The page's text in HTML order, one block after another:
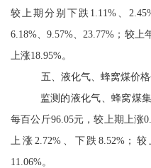
较上期分别下跌 1.11%
6.18% 、9.57% 23.77% ；较上
上涨18.95%。
五、液化气、蜂窝煤价
监测的液化气、蜂窝煤
每百公斤96.05元，较上期 上涨
上涨 2.72%、 下跌8.52% ；
11.06%。